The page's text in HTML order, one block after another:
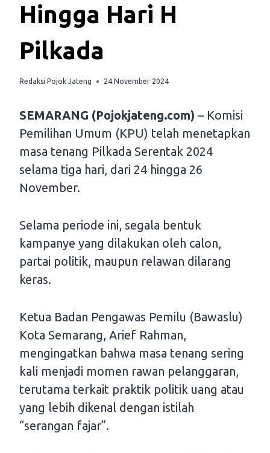
Hingga Hari H
Pilkada
Redaksi Pojok Jateng 24 November 2024
SEMARANG (Pojokjateng.com) – Komisi
Pemilihan Umum (KPU) telah menetapkan
masa tenang Pilkada Serentak 2024
selama tiga hari, dari 24 hingga 26
November.
Selama periode ini, segala bentuk
kampanye yang dilakukan oleh calon,
partai politik, maupun relawan dilarang
keras.
Ketua Badan Pengawas Pemilu (Bawaslu)
Kota Semarang, Arief Rahman,
mengingatkan bahwa masa tenang sering
kali menjadi momen rawan pelanggaran,
terutama terkait praktik politik uang atau
yang lebih dikenal dengan istilah
“serangan fajar”.